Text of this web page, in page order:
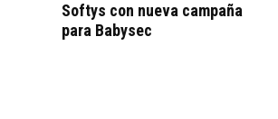
Softys con nueva campaña
para Babysec